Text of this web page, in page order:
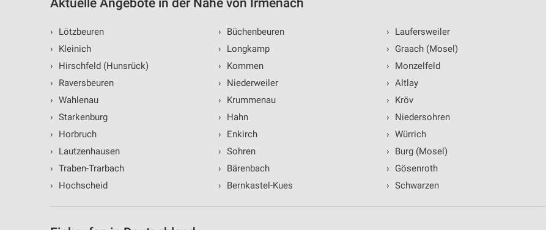
Aktuelle Angebote in der Nähe von Irmenach
›
Lötzbeuren
›
Kleinich
›
Hirschfeld (Hunsrück)
›
Raversbeuren
› Wahlenau
› Starkenburg
›
Horbruch
›
Lautzenhausen
› Traben-Trarbach
›
Hochscheid
›
Büchenbeuren
›
Longkamp
›
Kommen
›
Niederweiler
›
Krummenau
›
Hahn
›
Enkirch
› Sohren
›
Bärenbach
›
Bernkastel-Kues
›
Laufersweiler
›
Graach (Mosel)
›
Monzelfeld
› Altlay
›
Kröv
›
Niedersohren
› Würrich
›
Burg (Mosel)
›
Gösenroth
› Schwarzen